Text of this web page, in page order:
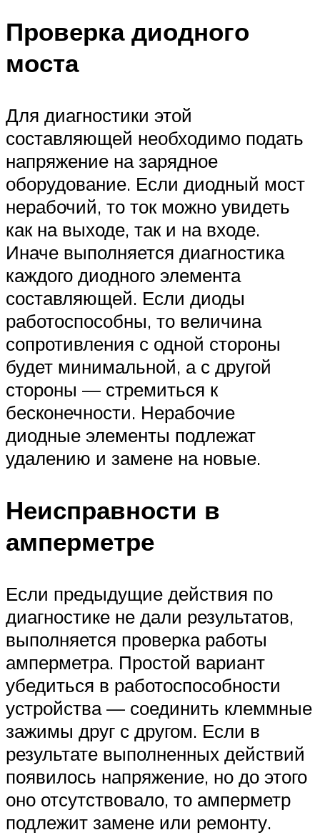
Проверка диодного
моста
Для диагностики этой
составляющей необходимо подать
напряжение на зарядное
оборудование. Если диодный мост
нерабочий, то ток можно увидеть
как на выходе, так и на входе.
Иначе выполняется диагностика
каждого диодного элемента
составляющей. Если диоды
работоспособны, то величина
сопротивления с одной стороны
будет минимальной, а с другой
стороны — стремиться к
бесконечности. Нерабочие
диодные элементы подлежат
удалению и замене на новые.
Неисправности в
амперметре
Если предыдущие действия по
диагностике не дали результатов,
выполняется проверка работы
амперметра. Простой вариант
убедиться в работоспособности
устройства — соединить клеммные
зажимы друг с другом. Если в
результате выполненных действий
появилось напряжение, но до этого
оно отсутствовало, то амперметр
подлежит замене или ремонту.